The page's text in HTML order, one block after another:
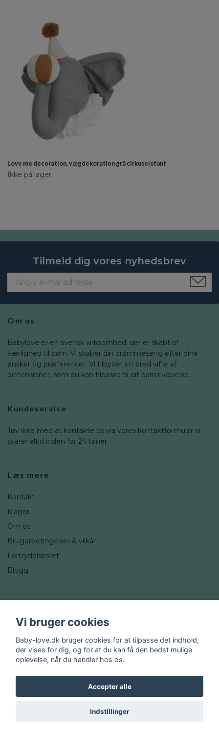
Love me decoration, vægdekoration grå cirkuselefant
Ikke på lager
Tilmeld dig vores nyhedsbrev
Om os
Babylove er en svensk virksomhed, der er skabt af
kærlighed til børn. Vi skaber din drømmeseng efter dine
ønsker og præferencer. Vi tilbyder en bred vifte af
dimensioner, som du kan tilpasse til dit barns værelse.
Kundeservice
Tøv ikke med at kontakte os via vores kontaktformular vi
svarer altid inden for 24 timer.
Læs mere
Kontakt
Klager
Om os
Brugerbetingelser & vilkår
Fortrydelsesret
Blogg
Instagram
© 2026 Baby-love.dk
Vi bruger cookies
Baby-love.dk bruger cookies for at tilpasse det indhold,
der vises for dig, og for at du kan få den bedst mulige
oplevelse, når du handler hos os.
Accepter alle
Indstillinger